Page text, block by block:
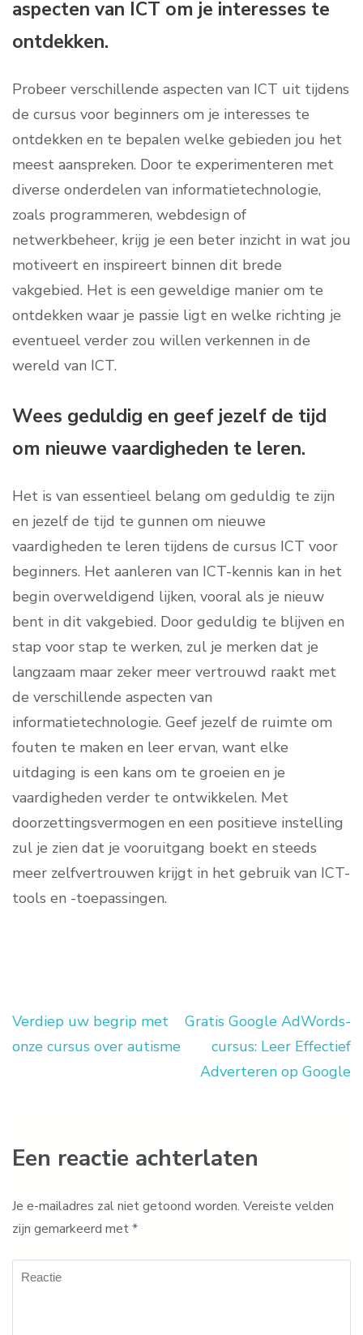
aspecten van ICT om je interesses te
ontdekken.
Probeer verschillende aspecten van ICT uit tijdens
de cursus voor beginners om je interesses te
ontdekken en te bepalen welke gebieden jou het
meest aanspreken. Door te experimenteren met
diverse onderdelen van informatietechnologie,
zoals programmeren, webdesign of
netwerkbeheer, krijg je een beter inzicht in wat jou
motiveert en inspireert binnen dit brede
vakgebied. Het is een geweldige manier om te
ontdekken waar je passie ligt en welke richting je
eventueel verder zou willen verkennen in de
wereld van ICT.
Wees geduldig en geef jezelf de tijd
om nieuwe vaardigheden te leren.
Het is van essentieel belang om geduldig te zijn
en jezelf de tijd te gunnen om nieuwe
vaardigheden te leren tijdens de cursus ICT voor
beginners. Het aanleren van ICT-kennis kan in het
begin overweldigend lijken, vooral als je nieuw
bent in dit vakgebied. Door geduldig te blijven en
stap voor stap te werken, zul je merken dat je
langzaam maar zeker meer vertrouwd raakt met
de verschillende aspecten van
informatietechnologie. Geef jezelf de ruimte om
fouten te maken en leer ervan, want elke
uitdaging is een kans om te groeien en je
vaardigheden verder te ontwikkelen. Met
doorzettingsvermogen en een positieve instelling
zul je zien dat je vooruitgang boekt en steeds
meer zelfvertrouwen krijgt in het gebruik van ICT-
tools en -toepassingen.
Berichtnavigatie
Verdiep uw begrip met
onze cursus over autisme
Gratis Google AdWords-
cursus: Leer Effectief
Adverteren op Google
Een reactie achterlaten
Je e-mailadres zal niet getoond worden. Vereiste velden
zijn gemarkeerd met*
Reactie